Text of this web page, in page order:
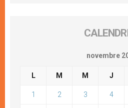
novembre
L M M J
1 2 3 4